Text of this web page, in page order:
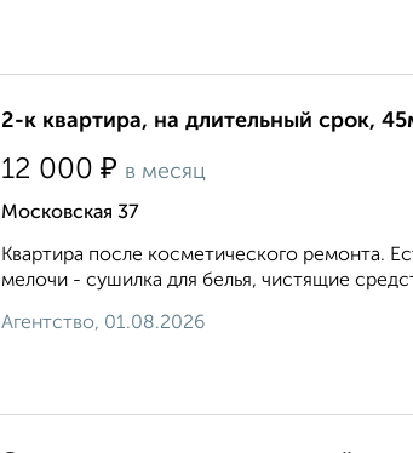
2-к квартира, на длительный срок,
12 000 ₽ в месяц
Московская 37
Квартира после косметического ремонта.
мелочи - сушилка для белья, чистящие
Агентство, 01.08.2026